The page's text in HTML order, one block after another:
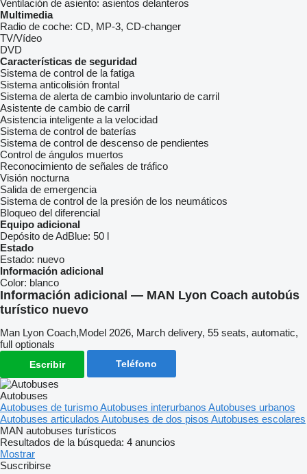
Ventilación de asiento: asientos delanteros
Multimedia
Radio de coche: CD, MP-3, CD-changer
TV/Vídeo
DVD
Características de seguridad
Sistema de control de la fatiga
Sistema anticolisión frontal
Sistema de alerta de cambio involuntario de carril
Asistente de cambio de carril
Asistencia inteligente a la velocidad
Sistema de control de baterías
Sistema de control de descenso de pendientes
Control de ángulos muertos
Reconocimiento de señales de tráfico
Visión nocturna
Salida de emergencia
Sistema de control de la presión de los neumáticos
Bloqueo del diferencial
Equipo adicional
Depósito de AdBlue: 50 l
Estado
Estado: nuevo
Información adicional
Color: blanco
Información adicional — MAN Lyon Coach autobús
turístico nuevo
Man Lyon Coach,Model 2026, March delivery, 55 seats, automatic,
full optionals
Escribir Teléfono
Autobuses
Autobuses de turismoAutobuses interurbanos Autobuses urbanos
Autobuses articulados Autobuses de dos pisos Autobuses escolares
MAN autobuses turísticos
Resultados de la búsqueda: 4 anuncios
Mostrar
Suscribirse